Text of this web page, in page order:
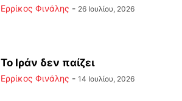
Ερρίκος Φινάλης - 26 Ιουλίου, 2026
Το Ιράν δεν παίζει
Ερρίκος Φινάλης - 14 Ιουλίου, 2026